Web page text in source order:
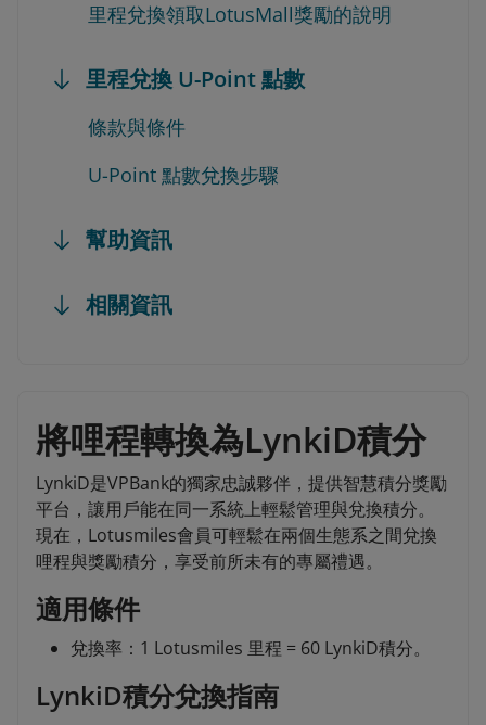
里程兌換領取LotusMall獎勵的說明
里程兌換 U-Point 點數
條款與條件
U-Point 點數兌換步驟
幫助資訊
相關資訊
將哩程轉換為LynkiD積分
LynkiD是VPBank的獨家忠誠夥伴，提供智慧積分獎勵
平台，讓用戶能在同一系統上輕鬆管理與兌換積分。
現在，Lotusmiles會員可輕鬆在兩個生態系之間兌換
哩程與獎勵積分，享受前所未有的專屬禮遇。
適用條件
兌換率：1 Lotusmiles 里程 = 60 LynkiD積分。
LynkiD積分兌換指南